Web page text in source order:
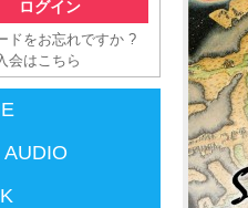
ドをお忘れですか ?
会はこちら
AUDIO